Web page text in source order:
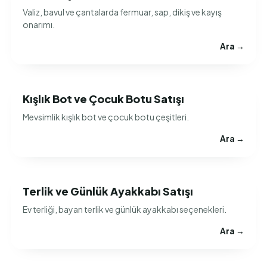
Valiz, bavul ve çantalarda fermuar, sap, dikiş ve kayış
onarımı.
Ara →
Kışlık Bot ve Çocuk Botu Satışı
Mevsimlik kışlık bot ve çocuk botu çeşitleri.
Ara →
Terlik ve Günlük Ayakkabı Satışı
Ev terliği, bayan terlik ve günlük ayakkabı seçenekleri.
Ara →